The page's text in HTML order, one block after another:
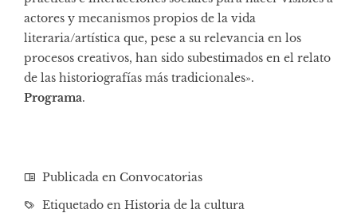
actores y mecanismos propios de la vida
literaria/artística que, pese a su relevancia en los
procesos creativos, han sido subestimados en el relato
de las historiografías más tradicionales».
Programa.
Publicada en Convocatorias
Etiquetado en Historia de la cultura